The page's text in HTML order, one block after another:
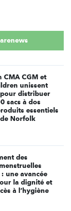
CMA CGM et
unissent
pour distribuer
sacs à dos
essentiels
Norfolk
des
une avancée
la dignité et
à l’hygiène